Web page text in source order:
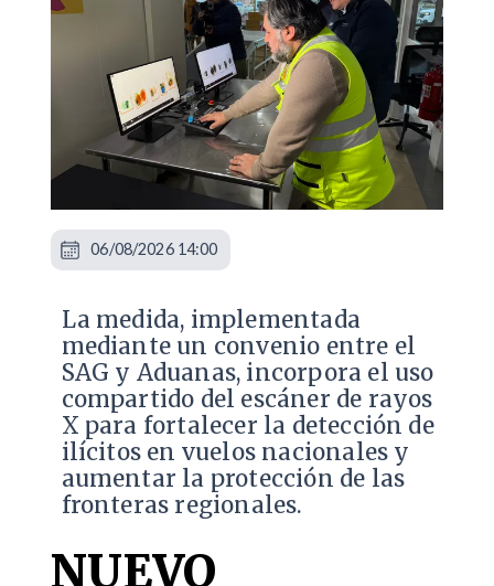
La medida, implementada
mediante un convenio entre el
SAG y Aduanas, incorpora el uso
compartido del escáner de rayos
X para fortalecer la detección de
ilícitos en vuelos nacionales y
aumentar la protección de las
fronteras regionales.
NUEVO
06/08/2026 14:00